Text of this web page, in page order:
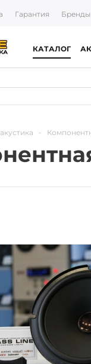
Гарантия Бренды
КАТАЛОГ
-